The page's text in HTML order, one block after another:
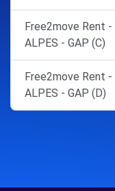
Free2move Rent -
ALPES - GAP (C)
Free2move Rent -
ALPES - GAP (D)